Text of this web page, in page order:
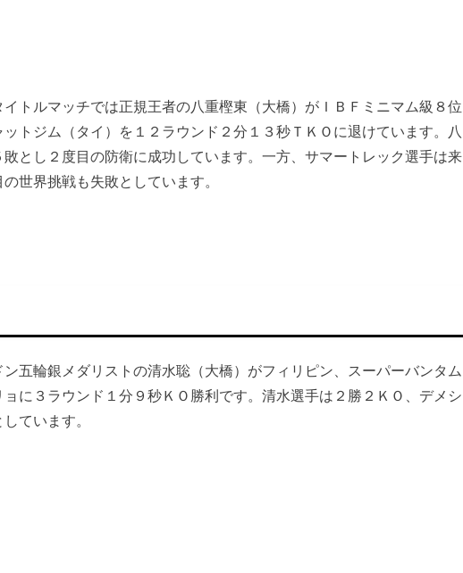
イトルマッチでは正規王者の八重樫東（大橋）がＩＢＦミニマム級８位
トジム（タイ）を１２ラウンド２分１３秒ＴＫＯに退けています。八
とし２度目の防衛に成功しています。一方、サマートレック選手は来
世界挑戦も失敗としています。
五輪銀メダリストの清水聡（大橋）がフィリピン、スーパーバンタム
に３ラウンド１分９秒ＫＯ勝利です。清水選手は２勝２ＫＯ、デメシ
ています。